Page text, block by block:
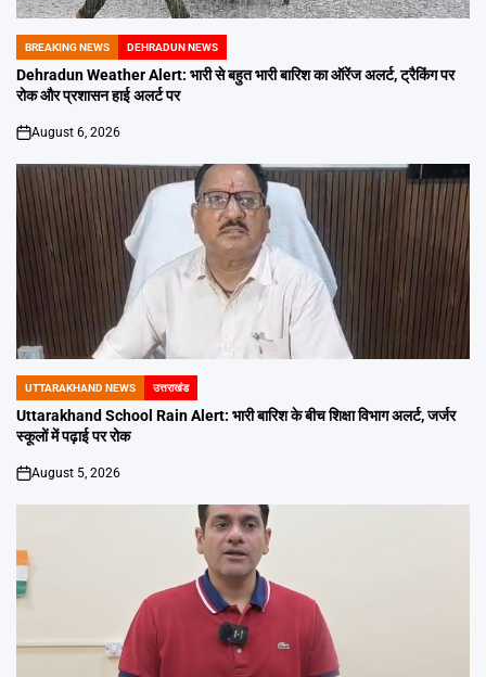
POSTED
IN
BREAKING NEWS DEHRADUN NEWS
Dehradun Weather Alert: भारी से बहुत भारी बारिश का ऑरेंज अलर्ट, ट्रैकिंग पर
रोक और प्रशासन हाई अलर्ट पर
on
August 6, 2026
POSTED
IN
UTTARAKHAND NEWS उत्तराखंड
Uttarakhand School Rain Alert: भारी बारिश के बीच शिक्षा विभाग अलर्ट, जर्जर
स्कूलों में पढ़ाई पर रोक
on
August 5, 2026